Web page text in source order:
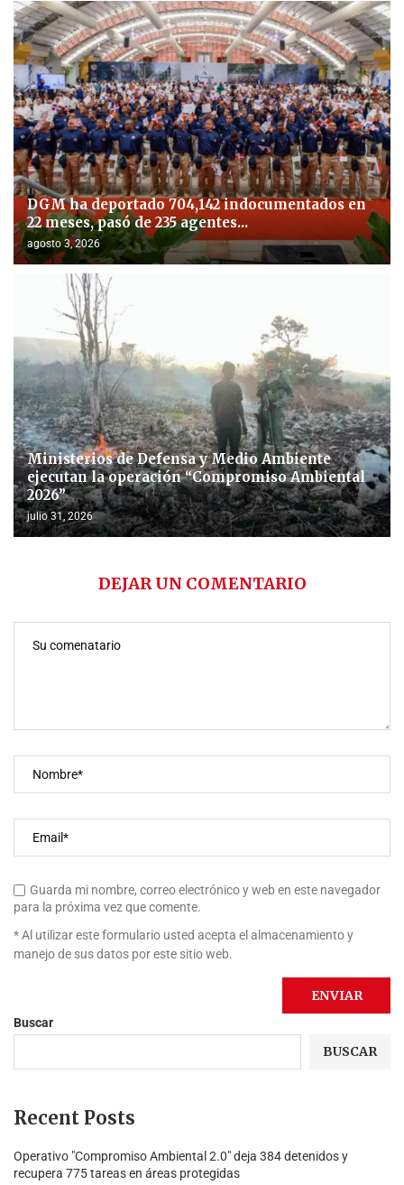
DGM ha deportado 704,142 indocumentados en
22 meses, pasó de 235 agentes...
agosto 3, 2026
Ministerios de Defensa y Medio Ambiente
ejecutan la operación “Compromiso Ambiental
2026”
julio 31, 2026
DEJAR UN COMENTARIO
Guarda mi nombre, correo electrónico y web en este navegador
para la próxima vez que comente.
* Al utilizar este formulario usted acepta el almacenamiento y
manejo de sus datos por este sitio web.
Buscar
BUSCAR
Recent Posts
Operativo "Compromiso Ambiental 2.0″ deja 384 detenidos y
recupera 775 tareas en áreas protegidas